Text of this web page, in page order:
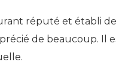
réputé et établi
de beaucoup. Il